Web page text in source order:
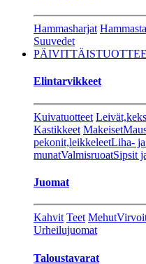
Hammasharjat
Suuvedet
Elintarvikkeet
Kuivatuotteet
Kastikkeet Makeiset
pekonit,leikkeleetLiha-
munatValmisruoatSipsit
Juomat
Kahvit Teet Mehut
Urheilujuomat
Taloustavarat